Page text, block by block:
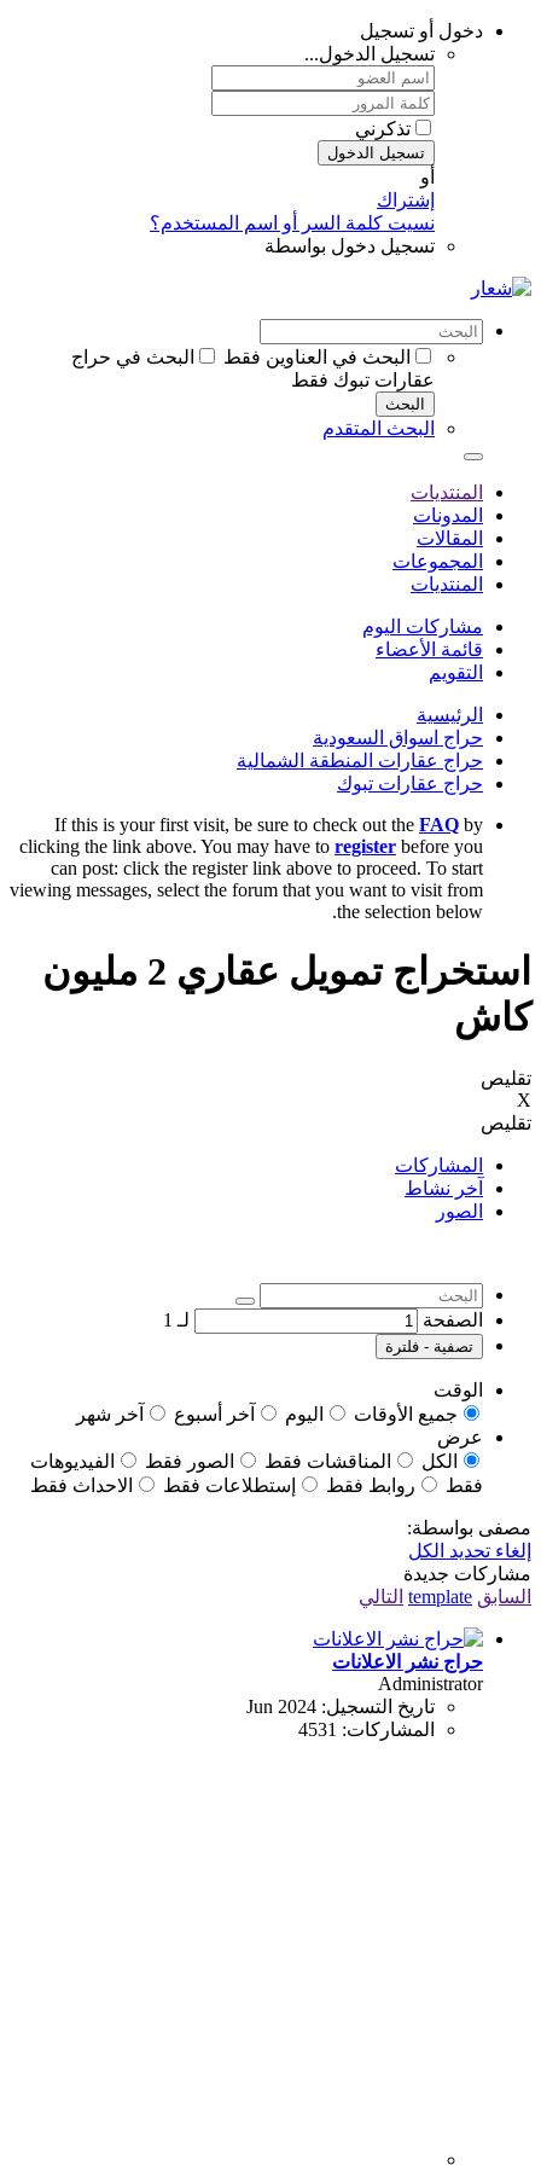
دخول أو تسجيل
تسجيل الدخول...
تذكرني
تسجيل الدخول
أو
إشتراك
نسيت كلمة السر أو اسم المستخدم؟
تسجيل دخول بواسطة
البحث في العناوين فقط
البحث في حراج
عقارات تبوك فقط
البحث
البحث المتقدم
المنتديات
المدونات
المقالات
المجموعات
المنتديات
مشاركات اليوم
قائمة الأعضاء
التقويم
الرئيسية
حراج اسواق السعودية
حراج عقارات المنطقة الشمالية
حراج عقارات تبوك
If this is your first visit, be sure to check out the FAQ by
clicking the link above. You may have to register before you
can post: click the register link above to proceed. To start
viewing messages, select the forum that you want to visit from
the selection below.
استخراج تمويل عقاري 2 مليون
كاش
تقليص
X
تقليص
المشاركات
آخر نشاط
الصور
الصفحة لـ 1
تصفية - فلترة
الوقت
جميع الأوقات
اليوم آخر أسبوع
آخر شهر
عرض
الكل
المناقشات فقط الصور فقط
الفيديوهات
فقط
روابط فقط إستطلاعات فقط الاحداث فقط
مصفى بواسطة:
إلغاء تحديد الكل
مشاركات جديدة
السابق template التالي
حراج نشر الاعلانات
Administrator
تاريخ التسجيل: Jun 2024
المشاركات: 4531